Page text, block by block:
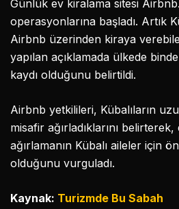
Günlük ev kiralama sitesi
operasyonlarına başladı. Artık
Airbnb üzerinden kiraya
yapılan açıklamada ülkede
kaydı olduğunu belirtildi.
Airbnb yetkilileri, Kübalıların
misafir ağırladıklarını
ağırlamanın Kübalı aileler için
olduğunu vurguladı.
Kaynak: Turizmde Bu Sabah